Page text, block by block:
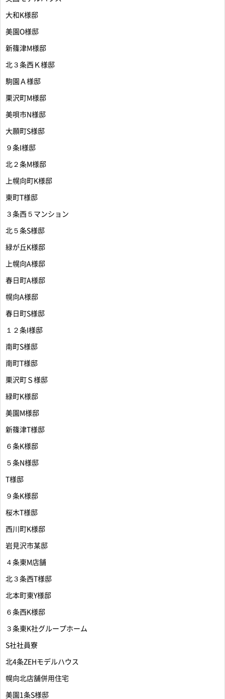
大和K様邸
美園O様邸
新篠津M様邸
北３条西Ｋ様邸
駒園Ａ様邸
栗沢町M様邸
美唄市N様邸
大願町S様邸
９条I様邸
北２条M様邸
上幌向町K様邸
東町T様邸
３条西５マンション
北５条S様邸
緑が丘K様邸
上幌向A様邸
春日町A様邸
幌向A様邸
春日町S様邸
１２条I様邸
南町S様邸
南町T様邸
栗沢町Ｓ様邸
緑町K様邸
美園M様邸
新篠津T様邸
６条K様邸
５条N様邸
T様邸
９条K様邸
桜木T様邸
西川町K様邸
岩見沢市某邸
４条東M店舗
北３条西T様邸
北本町東Y様邸
６条西K様邸
３条東K社グループホーム
S社社員寮
北4条ZEHモデルハウス
幌向北店舗併用住宅
美園1条S様邸